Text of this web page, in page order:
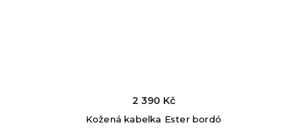
Kožená kabelka Ester bordó
2 390 Kč